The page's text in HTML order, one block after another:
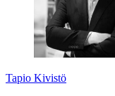
Tapio Kivistö